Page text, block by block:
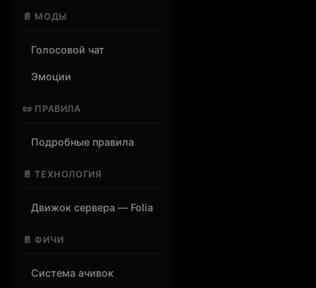
📄 МОДЫ
Голосовой чат
Эмоции
📜 ПРАВИЛА
Подробные правила
📄 ТЕХНОЛОГИЯ
Движок сервера — Folia
📄 ФИЧИ
Система ачивок